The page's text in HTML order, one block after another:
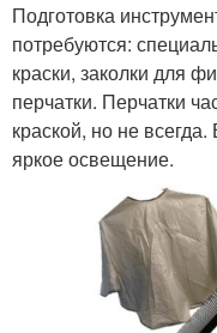
Подготовка
потребуются:
краски, заколки для
перчатки. Перчатки
краской, но не
яркое освещение.